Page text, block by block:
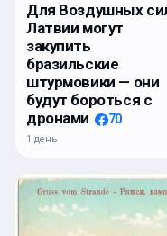
Для Воздушных
Латвии могут
закупить
бразильские
штурмовики — они
будут бороться с
дронами
70
1 день